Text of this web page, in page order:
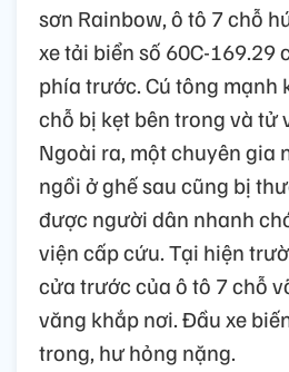
sơn Rainbow, ô tô 7 chỗ
xe tải biển số 60C-169.29
phía trước. Cú tông mạnh
chỗ bị kẹt bên trong và tử
Ngoài ra, một chuyên gia
ngồi ở ghế sau cũng bị
được người dân nhanh
viện cấp cứu. Tại hiện
cửa trước của ô tô 7 chỗ
văng khắp nơi. Đầu xe
trong, hư hỏng nặng.